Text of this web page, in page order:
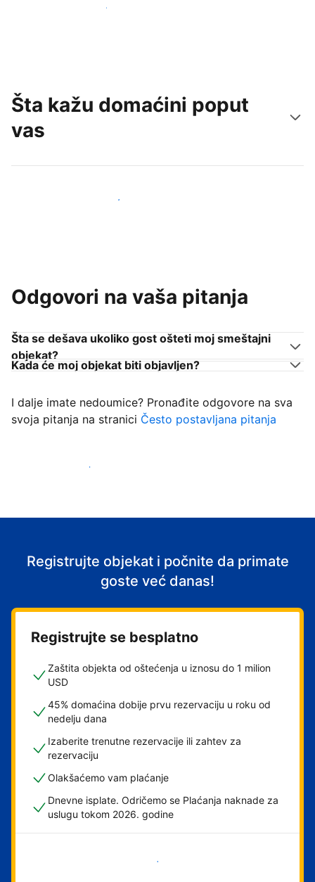
Privucite nove goste već danas
Šta kažu domaćini poput
vas
Pridružite se domaćinima poput vas
Odgovori na vaša pitanja
Šta se dešava ukoliko gost ošteti moj smeštajni
objekat?
Kada će moj objekat biti objavljen?
I dalje imate nedoumice? Pronađite odgovore na sva
svoja pitanja na stranici Često postavljana pitanja
Počnite da primate goste
Registrujte objekat i počnite da primate
goste već danas!
Registrujte se besplatno
Zaštita objekta od oštećenja u iznosu do 1 milion
USD
45% domaćina dobije prvu rezervaciju u roku od
nedelju dana
Izaberite trenutne rezervacije ili zahtev za
rezervaciju
Olakšaćemo vam plaćanje
Dnevne isplate. Odričemo se Plaćanja naknade za
uslugu tokom 2026. godine
Počnite odmah